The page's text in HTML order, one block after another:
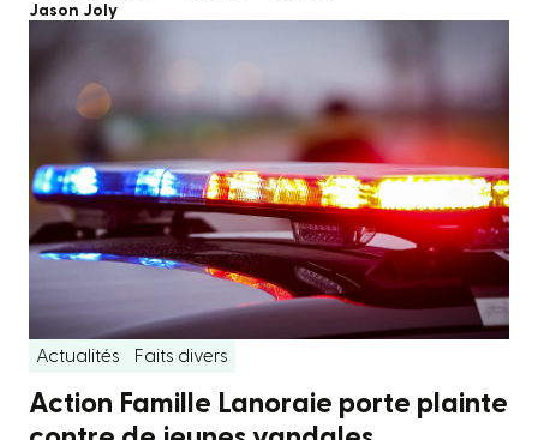
Jason Joly
Actualités Faits divers
Action Famille Lanoraie porte plainte